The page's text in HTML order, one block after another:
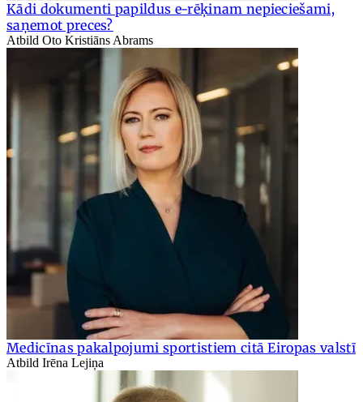
Kādi dokumenti papildus e-rēķinam nepieciešami,
saņemot preces?
Atbild Oto Kristiāns Abrams
Medicīnas pakalpojumi sportistiem citā Eiropas valstī
Atbild Irēna Lejiņa